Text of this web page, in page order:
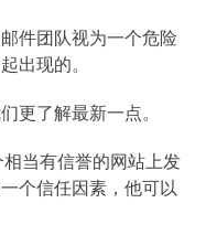
件团队视为一个危险
出现的。
更了解最新一点。
当有信誉的网站上发
个信任因素，他可以